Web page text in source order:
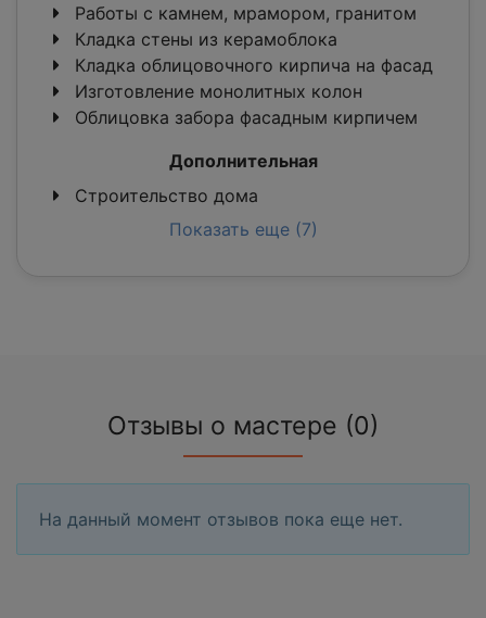
Работы с камнем, мрамором, гранитом
Кладка стены из керамоблока
Кладка облицовочного кирпича на фасад
Изготовление монолитных колон
Облицовка забора фасадным кирпичем
Дополнительная
Строительство дома
Показать еще (7)
Отзывы о мастере (0)
На данный момент отзывов пока еще нет.